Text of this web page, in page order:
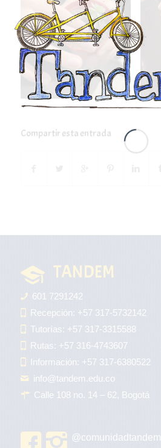
Compartir esta entrada
TANDEM
601 7291242
Recepción: +57 317-5732142
Tutorías: +57 317-3315588
Rutas: +57 316-4743607
Información: +57 317-6380522
info@tandem.edu.co
Calle 108 no. 14 – 62, Bogotá
@comunidadtandem